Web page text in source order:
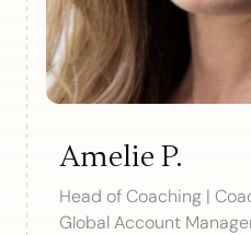
Amelie P.
Head of Coaching |
Global Account